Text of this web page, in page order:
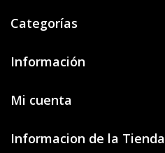
Categorías
Información
Mi cuenta
Informacion de la Tienda